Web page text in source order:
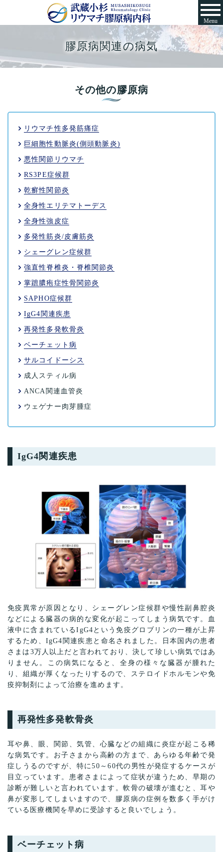
膠原病関連の病気
Menu
その他の膠原病
リウマチ性多発筋痛症
巨細胞性動脈炎(側頭動脈炎)
悪性関節リウマチ
RS3PE症候群
乾癬性関節炎
全身性エリテマトーデス
全身性強皮症
多発性筋炎/皮膚筋炎
シェーグレン症候群
強直性脊椎炎・脊椎関節炎
掌蹠膿疱症性骨関節炎
SAPHO症候群
IgG4関連疾患
再発性多発軟骨炎
ベーチェット病
サルコイドーシス
成人スティル病
ANCA関連血管炎
ウェゲナー肉芽腫症
IgG4関連疾患
免疫異常が原因となり、シェーグレン症候群や慢性副鼻腔炎
などによる臓器の病的な変化が起こってしまう病気です。血
液中に含まれているIgG4という免疫グロブリンの一種が上昇
するため、IgG4関連疾患と命名されました。日本国内の患者
さまは3万人以上だと言われており、決して珍しい病気ではあ
りません。この病気になると、全身の様々な臓器が腫れた
り、組織が厚くなったりするので、ステロイドホルモンや免
疫抑制剤によって治療を進めます。
再発性多発軟骨炎
耳や鼻、眼、関節、気管、心臓などの組織に炎症が起こる稀
な病気です。お子さまから高齢の方まで、あらゆる年齢で発
症しうるのですが、特に50～60代の男性が発症するケースが
目立っています。患者さまによって症状が違うため、早期の
診断が難しいと言われています。軟骨の破壊が進むと、耳や
鼻が変形してしまいますので、膠原病の症例を数多く手がけ
ている医療機関を早めに受診すると良いでしょう。
ベーチェット病